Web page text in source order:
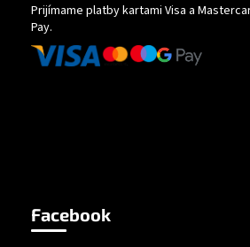
Prijímame platby kartami Visa a
Pay.
Facebook